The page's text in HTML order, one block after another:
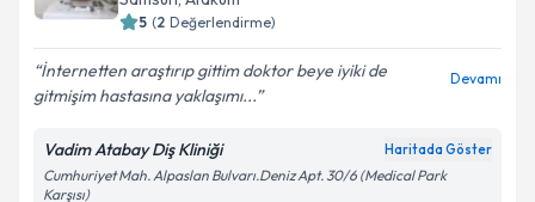
5 (2 Değerlendirme)
İnternetten araştırıp gittim doktor beye iyiki de
gitmişim hastasına yaklaşımı...
Devamı
Vadim Atabay Diş Kliniği Haritada Göster
Cumhuriyet Mah. Alpaslan Bulvarı.Deniz Apt. 30/6 (Medical Park
Karşısı)